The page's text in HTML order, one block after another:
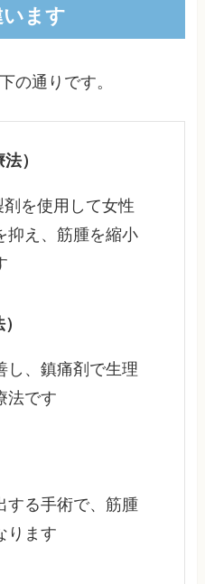
ます
の通りです。
）
を使用して女性
抑え、筋腫を縮小
し、鎮痛剤で生理
法です
する手術で、筋腫
ります